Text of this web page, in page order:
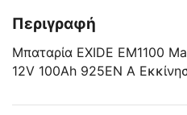
Περιγραφή
Μπαταρία EXIDE EM1100
12V 100Ah 925EN A